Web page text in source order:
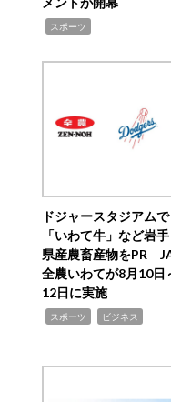
スポーツ
ドジャースタジアムで
「いわて牛」など岩手
県産農畜産物をPR
全農いわてが8月10日
12日に実施
スポーツ ビジネス